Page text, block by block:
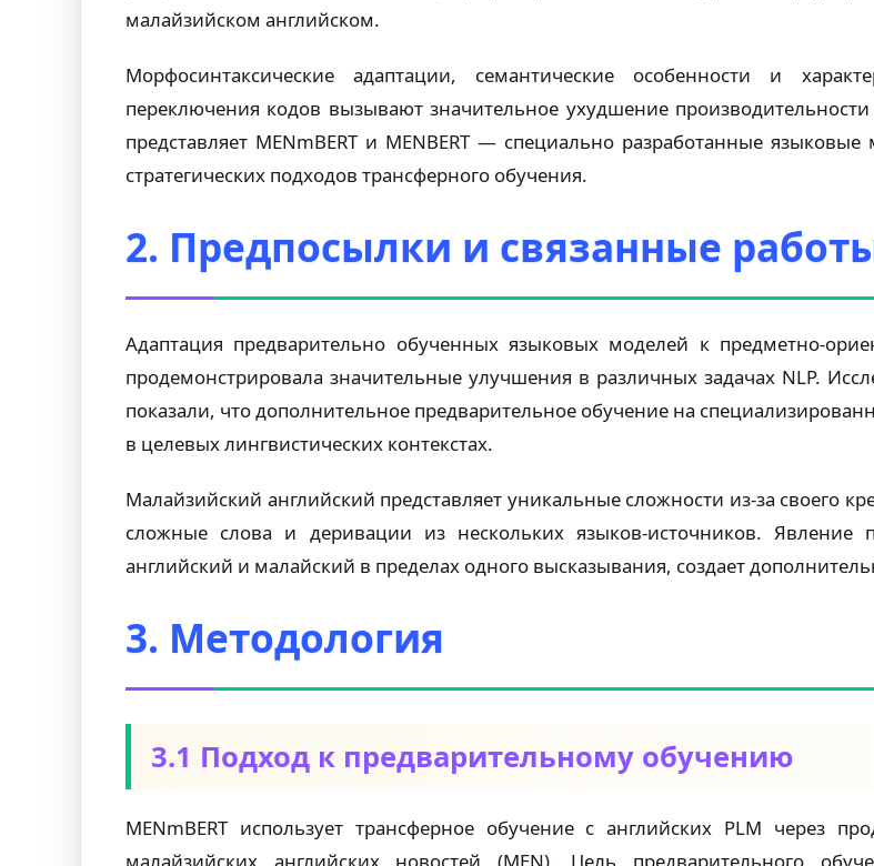
малайзийском английском.
Морфосинтаксические адаптации, семантические особенности и
переключения кодов вызывают значительное ухудшение
представляет MENmBERT и MENBERT — специально разработанные
стратегических подходов трансферного обучения.
2. Предпосылки и связанные
Адаптация предварительно обученных языковых моделей к предметно-
продемонстрировала значительные улучшения в различных задачах NLP.
показали, что дополнительное предварительное обучение на
в целевых лингвистических контекстах.
Малайзийский английский представляет уникальные сложности из-за своего
сложные слова и деривации из нескольких языков-источников. Явление
английский и малайский в пределах одного высказывания, создает
3. Методология
3.1 Подход к предварительному обучению
MENmBERT использует трансферное обучение с английских PLM через